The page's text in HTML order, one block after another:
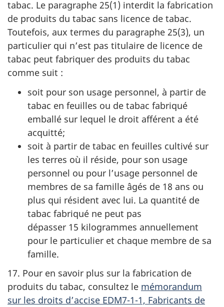
tabac. Le paragraphe 25(1) interdit la fabrication
de produits du tabac sans licence de tabac.
Toutefois, aux termes du paragraphe 25(3), un
particulier qui n’est pas titulaire de licence de
tabac peut fabriquer des produits du tabac
comme suit :
soit pour son usage personnel, à partir de
tabac en feuilles ou de tabac fabriqué
emballé sur lequel le droit afférent a été
acquitté;
soit à partir de tabac en feuilles cultivé sur
les terres où il réside, pour son usage
personnel ou pour l’usage personnel de
membres de sa famille âgés de 18 ans ou
plus qui résident avec lui. La quantité de
tabac fabriqué ne peut pas
dépasser 15 kilogrammes annuellement
pour le particulier et chaque membre de sa
famille.
17. Pour en savoir plus sur la fabrication de
produits du tabac, consultez le mémorandum
sur les droits d’accise EDM7-1-1, Fabricants de